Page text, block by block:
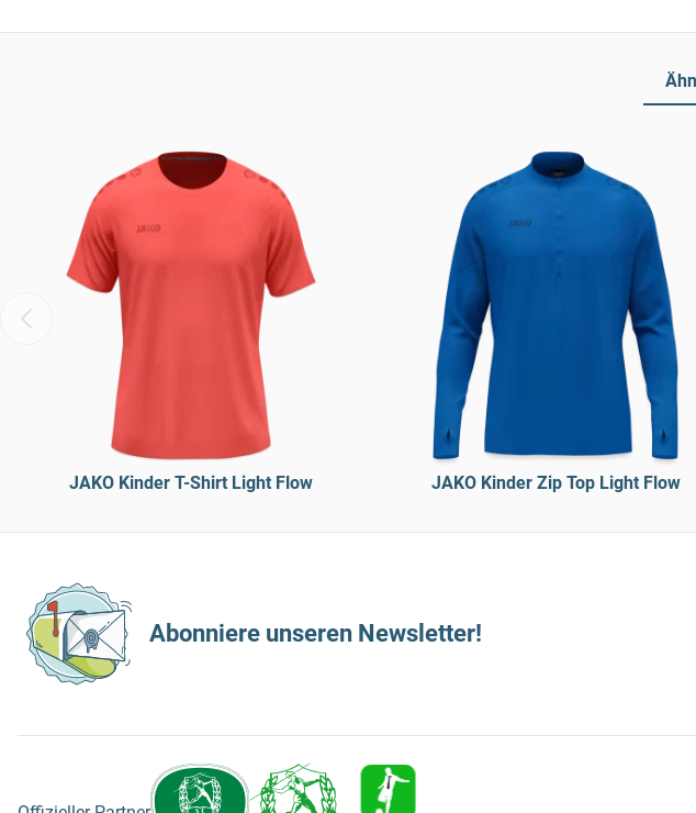
JAKO Kinder T-Shirt Light Flow JAKO Kinder Zip Top Light Flow
Abonniere unseren Newsletter!